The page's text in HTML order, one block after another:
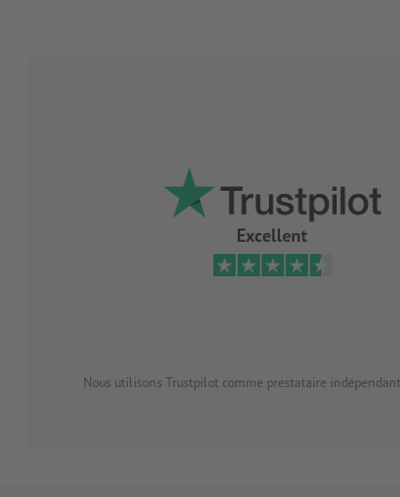
Excellent
Nous utilisons Trustpilot comme prestataire